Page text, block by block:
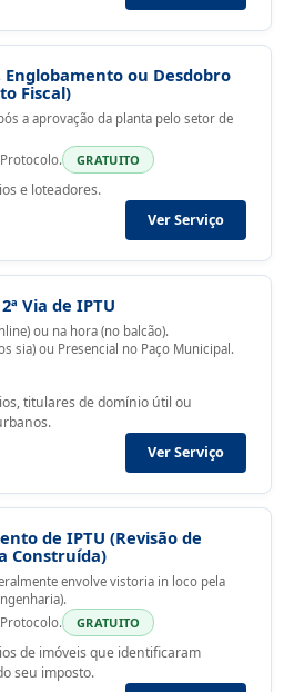
ou Desdobro
Fiscal)
a aprovação da planta pelo setor de
GRATUITO
e loteadores.
Ver Serviço
Via de IPTU
ou na hora (no balcão).
sia) ou Presencial no Paço Municipal.
titulares de domínio útil ou
Ver Serviço
de IPTU (Revisão de
Construída)
envolve vistoria in loco pela
GRATUITO
de imóveis que identificaram
seu imposto.